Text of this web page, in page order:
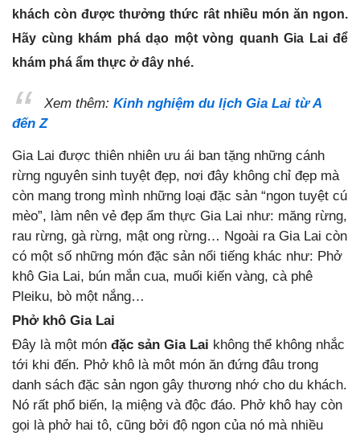
khách còn được thưởng thức rât nhiều món ăn ngon.
Hãy cùng khám phá dạo một vòng quanh Gia Lai để
khám phá ẩm thực ở đây nhé.
Xem thêm: Kinh nghiệm du lịch Gia Lai từ A
đến Z
Gia Lai được thiên nhiên ưu ái ban tặng những cánh
rừng nguyên sinh tuyệt đẹp, nơi đây không chỉ đẹp mà
còn mang trong mình những loại đặc sản “ngon tuyệt cú
mèo”, làm nên vẻ đẹp ẩm thực Gia Lai như: măng rừng,
rau rừng, gà rừng, mật ong rừng… Ngoài ra Gia Lai còn
có một số những món đặc sản nổi tiếng khác như: Phở
khô Gia Lai, bún mắn cua, muối kiến vàng, cà phê
Pleiku, bò một nắng…
Phở khô Gia Lai
Đây là một món đặc sản Gia Lai không thể không nhắc
tới khi đến. Phở khô là môt món ăn đứng đâu trong
danh sách đặc sản ngon gây thương nhớ cho du khách.
Nó rất phổ biến, lạ miệng và độc đáo. Phở khô hay còn
gọi là phở hai tô, cũng bởi độ ngon của nó mà nhiều